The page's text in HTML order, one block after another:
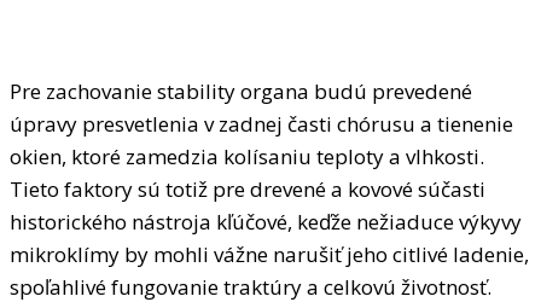
Pre zachovanie stability organa budú prevedené
úpravy presvetlenia v zadnej časti chórusu a tienenie
okien, ktoré zamedzia kolísaniu teploty a vlhkosti.
Tieto faktory sú totiž pre drevené a kovové súčasti
historického nástroja kľúčové, keďže nežiaduce výkyvy
mikroklímy by mohli vážne narušiť jeho citlivé ladenie,
spoľahlivé fungovanie traktúry a celkovú životnosť.